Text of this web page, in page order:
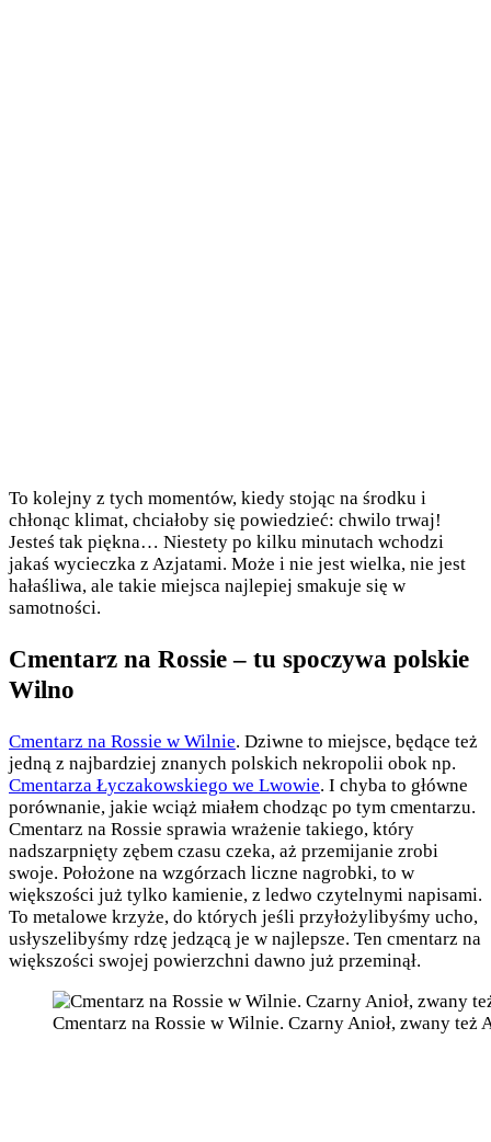
To kolejny z tych momentów, kiedy stojąc na środku i
chłonąc klimat, chciałoby się powiedzieć: chwilo trwaj!
Jesteś tak piękna… Niestety po kilku minutach wchodzi
jakaś wycieczka z Azjatami. Może i nie jest wielka, nie jest
hałaśliwa, ale takie miejsca najlepiej smakuje się w
samotności.
Cmentarz na Rossie – tu spoczywa polskie
Wilno
Cmentarz na Rossie w Wilnie. Dziwne to miejsce, będące też
jedną z najbardziej znanych polskich nekropolii obok np.
Cmentarza Łyczakowskiego we Lwowie. I chyba to główne
porównanie, jakie wciąż miałem chodząc po tym cmentarzu.
Cmentarz na Rossie sprawia wrażenie takiego, który
nadszarpnięty zębem czasu czeka, aż przemijanie zrobi
swoje. Położone na wzgórzach liczne nagrobki, to w
większości już tylko kamienie, z ledwo czytelnymi napisami.
To metalowe krzyże, do których jeśli przyłożylibyśmy ucho,
usłyszelibyśmy rdzę jedzącą je w najlepsze. Ten cmentarz na
większości swojej powierzchni dawno już przeminął.
Cmentarz na Rossie w Wilnie. Czarny Anioł, zwany